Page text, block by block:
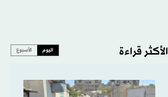
الأكثر قراءة اليوم الأسبوع